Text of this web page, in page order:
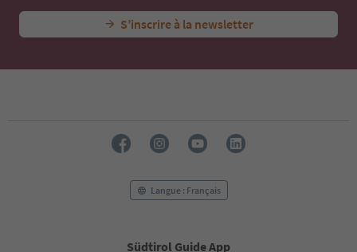
S’inscrire à la newsletter
Langue : Français
Südtirol Guide App